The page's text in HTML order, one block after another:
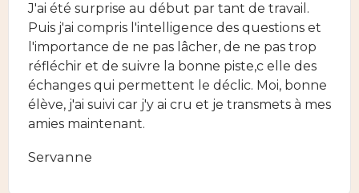
J'ai été surprise au début par tant de travail.
Puis j'ai compris l'intelligence des questions et
l'importance de ne pas lâcher, de ne pas trop
réfléchir et de suivre la bonne piste,c elle des
échanges qui permettent le déclic. Moi, bonne
élève, j'ai suivi car j'y ai cru et je transmets à mes
amies maintenant.
Servanne